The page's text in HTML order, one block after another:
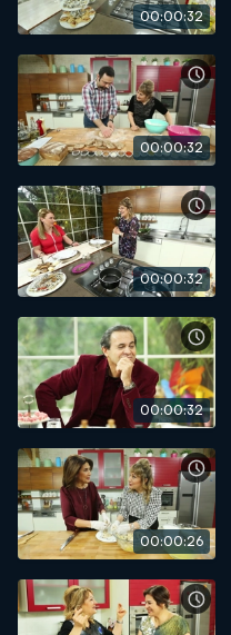
00:00:32
00:00:32
00:00:32
00:00:32
00:00:26